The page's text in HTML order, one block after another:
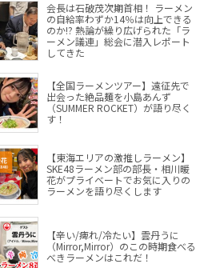
会長は石破茂次期首相！ ラーメン
の自給率わずか14％は向上できる
のか!? 熱論が繰り広げられた「ラ
ーメン議連」総会に潜入レポート
してきた
【全国ラーメンツアー】遠征先で
出会った絶品麺を小島あんず
（SUMMER ROCKET）が語り尽く
す！
【東海エリアの激推しラーメン】
SKE48ラーメン部の部長・相川暖
花がプライベートでお気に入りの
ラーメンを語り尽くします
【辛い/痺れ/冷たい】雲丹うに
（Mirror,Mirror）のこの時期食べる
べきラーメンはこれだ！